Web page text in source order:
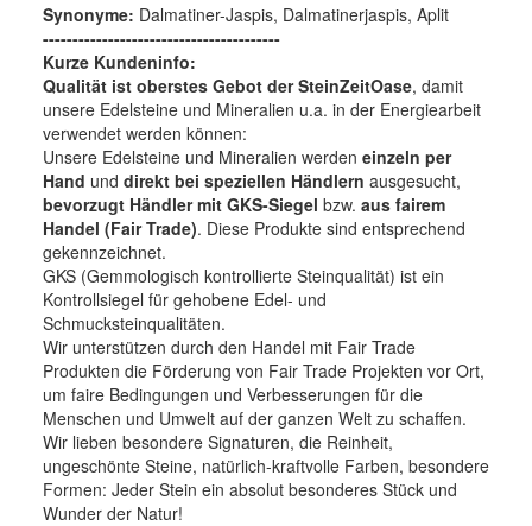
Synonyme: Dalmatiner-Jaspis, Dalmatinerjaspis, Aplit
----------------------------------------
Kurze Kundeninfo:
Qualität ist oberstes Gebot der SteinZeitOase, damit
unsere Edelsteine und Mineralien u.a. in der Energiearbeit
verwendet werden können:
Unsere Edelsteine und Mineralien werden einzeln per
Hand und direkt bei speziellen Händlern ausgesucht,
bevorzugt Händler mit GKS-Siegel bzw. aus fairem
Handel (Fair Trade). Diese Produkte sind entsprechend
gekennzeichnet.
GKS (Gemmologisch kontrollierte Steinqualität) ist ein
Kontrollsiegel für gehobene Edel- und
Schmucksteinqualitäten.
Wir unterstützen durch den Handel mit Fair Trade
Produkten die Förderung von Fair Trade Projekten vor Ort,
um faire Bedingungen und Verbesserungen für die
Menschen und Umwelt auf der ganzen Welt zu schaffen.
Wir lieben besondere Signaturen, die Reinheit,
ungeschönte Steine, natürlich-kraftvolle Farben, besondere
Formen: Jeder Stein ein absolut besonderes Stück und
Wunder der Natur!